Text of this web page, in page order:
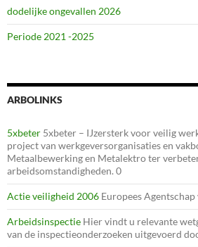
dodelijke ongevallen 2026
Periode 2021 -2025
ARBOLINKS
5xbeter 5xbeter – IJzersterk voor veilig
project van werkgeversorganisaties en
Metaalbewerking en Metalektro ter
arbeidsomstandigheden. 0
Actie veiligheid 2006 Europees
Arbeidsinspectie Hier vindt u relevante
van de inspectieonderzoeken uitgevoerd